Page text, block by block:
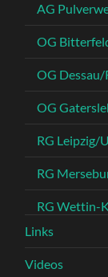
AG
OG
OG Dessau/
OG
RG Leipzig/
RG
RG Wettin-
Links
Videos